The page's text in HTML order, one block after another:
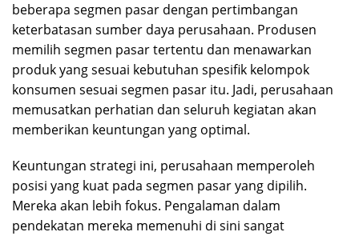
beberapa segmen pasar dengan pertimbangan
keterbatasan sumber daya perusahaan. Produsen
memilih segmen pasar tertentu dan menawarkan
produk yang sesuai kebutuhan spesifik kelompok
konsumen sesuai segmen pasar itu. Jadi, perusahaan
memusatkan perhatian dan seluruh kegiatan akan
memberikan keuntungan yang optimal.
Keuntungan strategi ini, perusahaan memperoleh
posisi yang kuat pada segmen pasar yang dipilih.
Mereka akan lebih fokus. Pengalaman dalam
pendekatan mereka memenuhi di sini sangat